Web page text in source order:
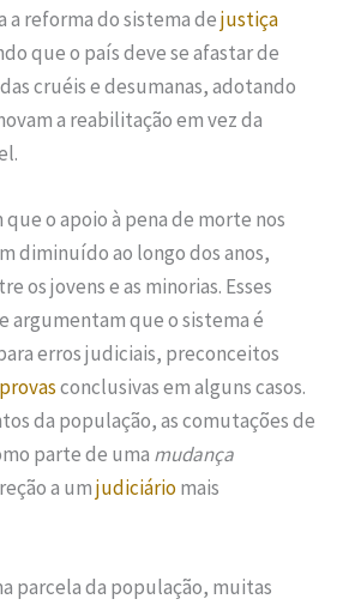
a reforma do sistema dejustiça
que o país deve se afastar de
cruéis e desumanas, adotando
a reabilitação em vez da
que o apoio à pena de morte nos
diminuído ao longo dos anos,
os jovens e as minorias. Esses
argumentam que o sistema é
erros judiciais, preconceitos
provasconclusivas em alguns casos.
da população, as comutações de
parte de uma mudança
a umjudiciáriomais
parcela da população, muitas